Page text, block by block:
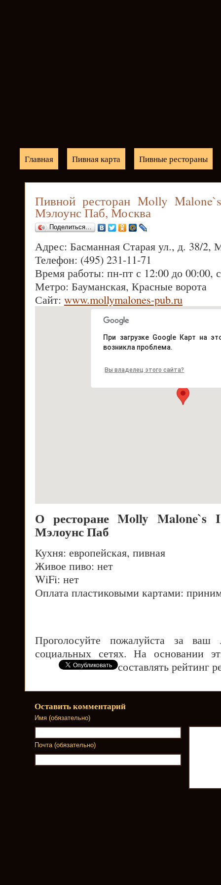
Главная Пивная карта Пивные рестораны
Пивной ресторан Molly
Мэлоунс Паб, Москва
Поделиться…
Адрес: Басманная Старая ул., д. 38/2,
Телефон: (495) 231-11-71
Время работы: пн-пт с 12:00 до 00:00,
Метро: Бауманская, Красные ворота
Сайт: www.mollymalones-pub.ru
При загрузке Google Карт на
возникла проблема.
Вы владелец этого сайта?
О ресторане Molly
Мэлоунс Паб
Кухня: европейская, пивная
Живое пиво: нет
WiFi: нет
Оплата пластиковыми картами:
Проголосуйте пожалуйста за
социальных сетях. На основании
составлять рейтинг
Оставить комментарий
Имя (обязательно)
Почта (обязательно)